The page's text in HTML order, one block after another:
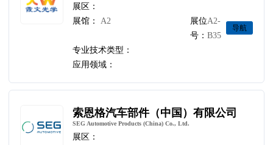
展区：
展馆：
A2
展位
号：
A2-
B35
导航
专业技术类型：
应用领域：
索恩格汽车部件（中国）有限公司
SEG Automotive Products (China) Co., Ltd.
展区：